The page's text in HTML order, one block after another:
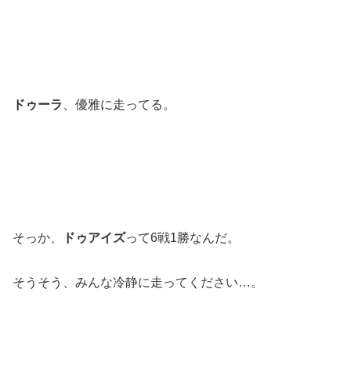
ドゥーラ 、優雅に走ってる。
そっか、 ドゥアイズって6戦1勝なんだ。
そうそう、みんな冷静に走ってください…。